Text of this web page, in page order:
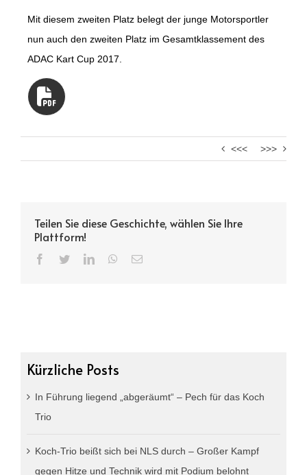
Mit diesem zweiten Platz belegt der junge Motorsportler
nun auch den zweiten Platz im Gesamtklassement des
ADAC Kart Cup 2017.
<<< >>>
Teilen Sie diese Geschichte, wählen Sie Ihre
Plattform!
Facebook
TwitterLinkedInWhatsApp
Email
Kürzliche Posts
In Führung liegend „abgeräumt“ – Pech für das Koch
Trio
Koch-Trio beißt sich bei NLS durch – Großer Kampf
gegen Hitze und Technik wird mit Podium belohnt